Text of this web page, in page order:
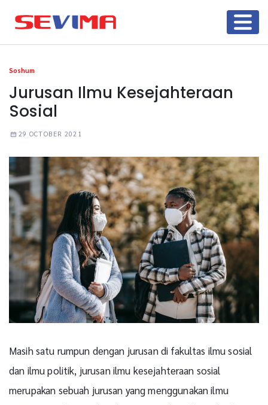
Soshum
Jurusan Ilmu Kesejahteraan
Sosial
29 OCTOBER 2021
Masih satu rumpun dengan jurusan di fakultas ilmu sosial
dan ilmu politik, jurusan ilmu kesejahteraan sosial
merupakan sebuah jurusan yang menggunakan ilmu